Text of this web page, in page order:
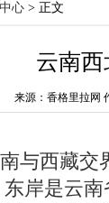
心 > 正文
云南
来源：香格里拉网
与西藏
岸是云